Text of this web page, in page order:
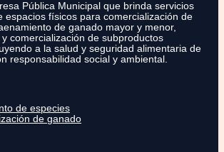
Pública Municipal que brinda servicios
espacios físicos para comercialización de
de ganado mayor y menor,
comercialización de subproductos
a la salud y seguridad alimentaria de
responsabilidad social y ambiental.
de especies
de ganado